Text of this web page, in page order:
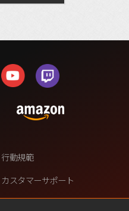
行動規範
カスタマーサポート
個人情報の販売や共有を許可し